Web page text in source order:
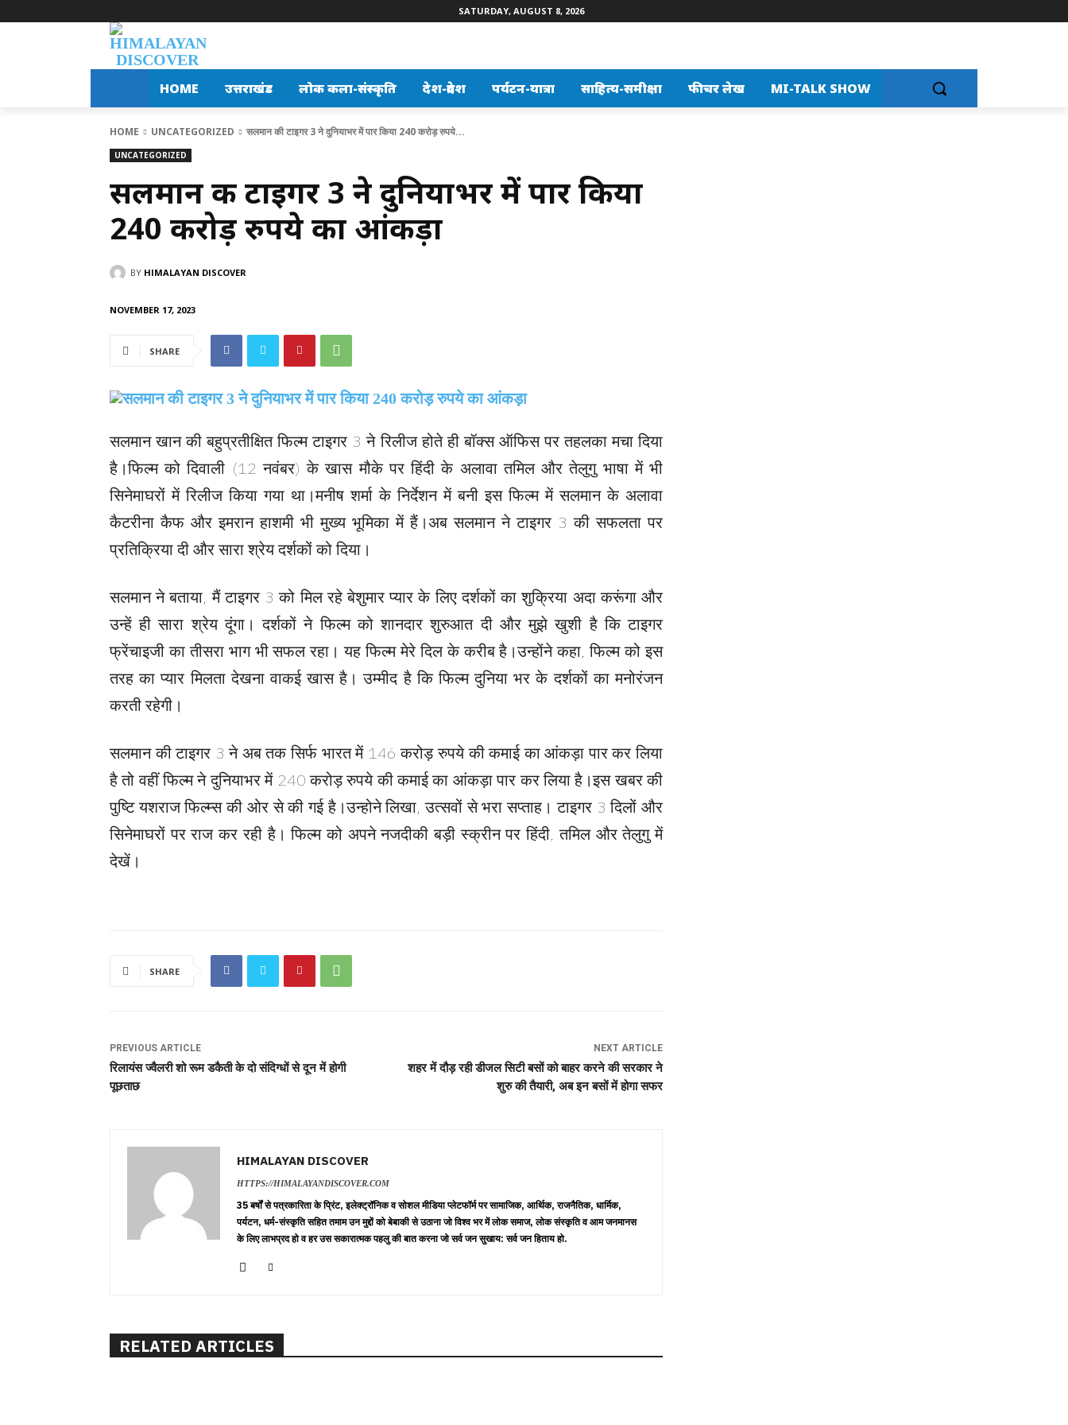
SATURDAY, AUGUST 8, 2026
HOME उत्तराखंड लोक कला-संस्कृति देश-प्रदेश पर्यटन-यात्रा साहित्य-समीक्षा फीचर लेख MI-TALK SHOW
HOME UNCATEGORIZED सलमान की टाइगर 3 ने दुनियाभर में पार किया 240 करोड़ रुपये...
UNCATEGORIZED
सलमान की टाइगर 3 ने दुनियाभर में पार किया
240 करोड़ रुपये का आंकड़ा
BY HIMALAYAN DISCOVER
NOVEMBER 17, 2023
SHARE
सलमान खान की बहुप्रतीक्षित फिल्म टाइगर 3 ने रिलीज होते ही बॉक्स ऑफिस पर तहलका मचा दिया
है।फिल्म को दिवाली (12 नवंबर) के खास मौके पर हिंदी के अलावा तमिल और तेलुगु भाषा में भी
सिनेमाघरों में रिलीज किया गया था।मनीष शर्मा के निर्देशन में बनी इस फिल्म में सलमान के अलावा
कैटरीना कैफ और इमरान हाशमी भी मुख्य भूमिका में हैं।अब सलमान ने टाइगर 3 की सफलता पर
प्रतिक्रिया दी और सारा श्रेय दर्शकों को दिया।
सलमान ने बताया, मैं टाइगर 3 को मिल रहे बेशुमार प्यार के लिए दर्शकों का शुक्रिया अदा करूंगा और
उन्हें ही सारा श्रेय दूंगा। दर्शकों ने फिल्म को शानदार शुरुआत दी और मुझे खुशी है कि टाइगर
फ्रेंचाइजी का तीसरा भाग भी सफल रहा। यह फिल्म मेरे दिल के करीब है।उन्होंने कहा, फिल्म को इस
तरह का प्यार मिलता देखना वाकई खास है। उम्मीद है कि फिल्म दुनिया भर के दर्शकों का मनोरंजन
करती रहेगी।
सलमान की टाइगर 3 ने अब तक सिर्फ भारत में 146 करोड़ रुपये की कमाई का आंकड़ा पार कर लिया
है तो वहीं फिल्म ने दुनियाभर में 240 करोड़ रुपये की कमाई का आंकड़ा पार कर लिया है।इस खबर की
पुष्टि यशराज फिल्म्स की ओर से की गई है।उन्होने लिखा, उत्सवों से भरा सप्ताह। टाइगर 3 दिलों और
सिनेमाघरों पर राज कर रही है। फिल्म को अपने नजदीकी बड़ी स्क्रीन पर हिंदी, तमिल और तेलुगु में
देखें।
SHARE
PREVIOUS ARTICLE
रिलायंस ज्वैलरी शो रूम डकैती के दो संदिग्धों से दून में होगी
पूछताछ
NEXT ARTICLE
शहर में दौड़ रही डीजल सिटी बसों को बाहर करने की सरकार ने
शुरु की तैयारी, अब इन बसों में होगा सफर
HIMALAYAN DISCOVER
HTTPS://HIMALAYANDISCOVER.COM
35 बर्षों से पत्रकारिता के प्रिंट, इलेक्ट्रॉनिक व सोशल मीडिया प्लेटफॉर्म पर सामाजिक, आर्थिक, राजनैतिक, धार्मिक,
पर्यटन, धर्म-संस्कृति सहित तमाम उन मुद्दों को बेबाकी से उठाना जो विश्व भर में लोक समाज, लोक संस्कृति व आम जनमानस
के लिए लाभप्रद हो व हर उस सकारात्मक पहलु की बात करना जो सर्व जन सुखाय: सर्व जन हिताय हो.
RELATED ARTICLES